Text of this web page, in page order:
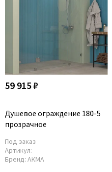
59 915 ₽
Душевое ограждение 180-5
прозрачное
Под заказ
Артикул:
Бренд: АКМА